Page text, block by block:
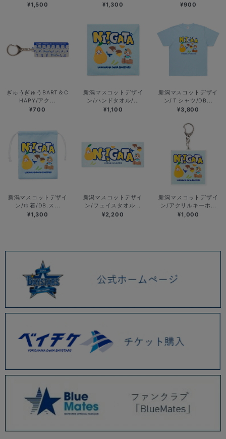
¥1,500 ¥1,300 ¥900
ぎゅうぎゅうBART＆C
HAPY/アク...
¥700
新潟マスコットデザイ
ン/ハンドタオル/...
¥1,100
新潟マスコットデザイ
ン/Ｔシャツ/DB...
¥3,800
新潟マスコットデザイ
ン/巾着/DB.ス...
¥1,300
新潟マスコットデザイ
ン/フェイスタオル...
¥2,200
新潟マスコットデザイ
ン/アクリルキーホ...
¥1,000